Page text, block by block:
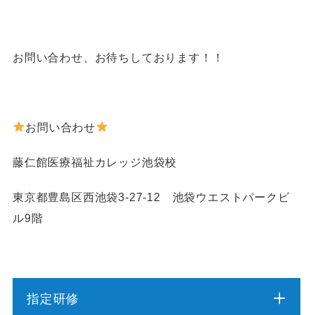
お問い合わせ、お待ちしております！！
お問い合わせ
藤仁館医療福祉カレッジ池袋校
東京都豊島区西池袋3-27-12 池袋ウエストパークビ
ル9階
指定研修